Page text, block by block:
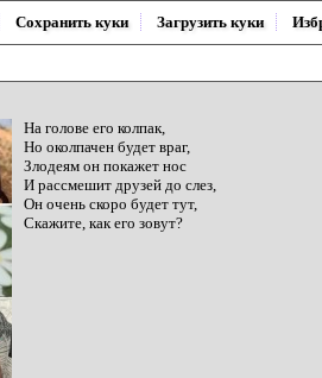
Сохранить куки Загрузить куки
На голове его колпак,
Но околпачен будет враг,
Злодеям он покажет нос
И рассмешит друзей до слез,
Он очень скоро будет тут,
Скажите, как его зовут?